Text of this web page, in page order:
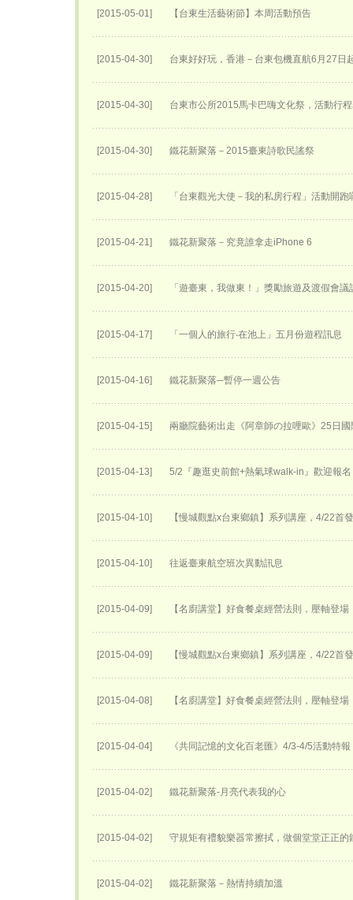
[2015-05-01] 【台東生活藝術節】本周活動預告
[2015-04-30] 台東好好玩，香港－台東包機直航6月27日​
[2015-04-30] 台東市公所2015馬卡巴嗨文化祭，活動行
[2015-04-30] 鐵花新聚落－2015臺東詩歌民謠祭
[2015-04-28] 「台東觀光大使－我的私房行程」活動開跑
[2015-04-21] 鐵花新聚落－究竟誰拿走iPhone 6
[2015-04-20] 「遊臺東，我做東！」獎勵旅遊及渡假會議
[2015-04-17] 「一個人的旅行‧在池上」五月份遊程訊息
[2015-04-16] 鐵花新聚落─暫停一週公告
[2015-04-15] 兩廳院藝術出走《阿章師の拉哩歐》25日
[2015-04-13] 5/2『趣逛史前館+熱氣球walk-in』歡迎報
[2015-04-10] 【慢城觀點x台東鄉鎮】系列講座，4/22首
[2015-04-10] 往返臺東航空班次異動訊息
[2015-04-09] 【名廚講堂】好食餐桌經營法則，壓軸登場
[2015-04-09] 【慢城觀點x台東鄉鎮】系列講座，4/22首
[2015-04-08] 【名廚講堂】好食餐桌經營法則，壓軸登場
[2015-04-04] 《共同記憶的文化百老匯》4/3-4/5活動特報
[2015-04-02] 鐵花新聚落-月亮代表我的心
[2015-04-02] 守規矩有禮貌樂器常擦拭，做個堂堂正正的
[2015-04-02] 鐵花新聚落－熱情持續加溫